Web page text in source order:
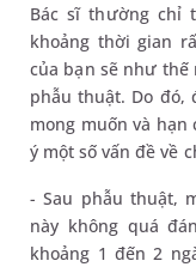
Bác sĩ thường chỉ
khoảng thời gian
của bạn sẽ như thế
phẫu thuật. Do đó,
mong muốn và hạn
ý một số vấn đề về
- Sau phẫu thuật,
này không quá
khoảng 1 đến 2